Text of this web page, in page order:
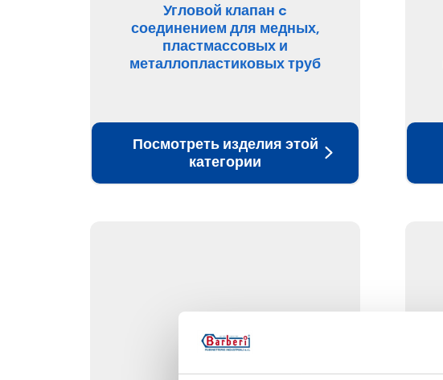
Угловой клапан c
соединением для медных,
пластмассовых и
металлопластиковых труб
Посмотреть изделия этой
категории